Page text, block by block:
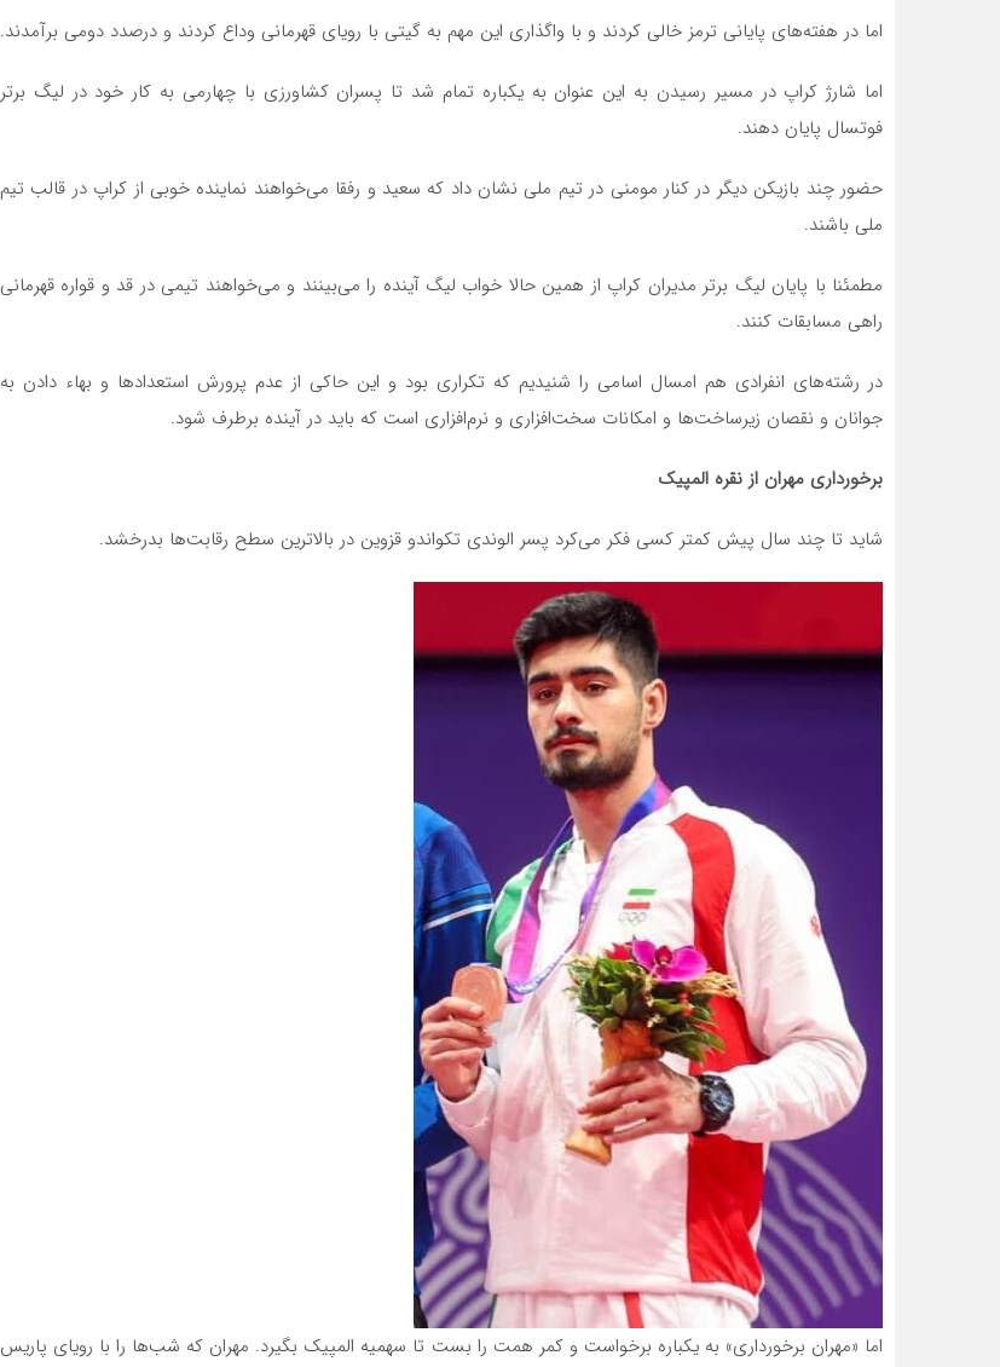
اما در هفته‌های پایانی ترمز خالی کردند و با واگذاری این مهم به گیتی با رویای قهرمانی وداع کردند و درصدد دومی برآمدند.
اما شارژ کراپ در مسیر رسیدن به این عنوان به یکباره تمام شد تا پسران کشاورزی با چهارمی به کار خود در لیگ برتر
فوتسال پایان دهند.
حضور چند بازیکن دیگر در کنار مومنی در تیم ملی نشان داد که سعید و رفقا می‌خواهند نماینده خوبی از کراپ در قالب تیم
ملی باشند.
مطمئنا با پایان لیگ برتر مدیران کراپ از همین حالا خواب لیگ آینده را می‌بینند و می‌خواهند تیمی در قد و قواره قهرمانی
راهی مسابقات کنند.
در رشته‌های انفرادی هم امسال اسامی را شنیدیم که تکراری بود و این حاکی از عدم پرورش استعدادها و بهاء دادن به
جوانان و نقصان زیرساخت‌ها و امکانات سخت‌افزاری و نرم‌افزاری است که باید در آینده برطرف شود.
برخورداری مهران از نقره المپیک
شاید تا چند سال پیش کمتر کسی فکر می‌کرد پسر الوندی تکواندو قزوین در بالاترین سطح رقابت‌ها بدرخشد.
اما «مهران برخورداری» به یکباره برخواست و کمر همت را بست تا سهمیه المپیک بگیرد. مهران که شب‌ها را با رویای پاریس